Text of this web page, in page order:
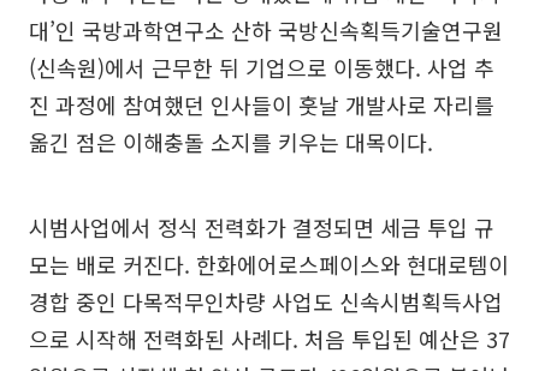
대’인 국방과학연구소 산하 국방신속획득기술연구원
(신속원)에서 근무한 뒤 기업으로 이동했다. 사업 추
진 과정에 참여했던 인사들이 훗날 개발사로 자리를
옮긴 점은 이해충돌 소지를 키우는 대목이다.
시범사업에서 정식 전력화가 결정되면 세금 투입 규
모는 배로 커진다. 한화에어로스페이스와 현대로템이
경합 중인 다목적무인차량 사업도 신속시범획득사업
으로 시작해 전력화된 사례다. 처음 투입된 예산은 37